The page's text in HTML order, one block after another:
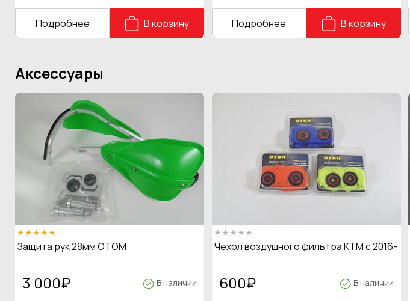
Подробнее В корзину Подробнее В корзину
Аксессуары
Защита рук 28мм OTOM
3 000₽ В наличии
Чехол воздушного фильтра KTM с 2016-
600₽ В наличии